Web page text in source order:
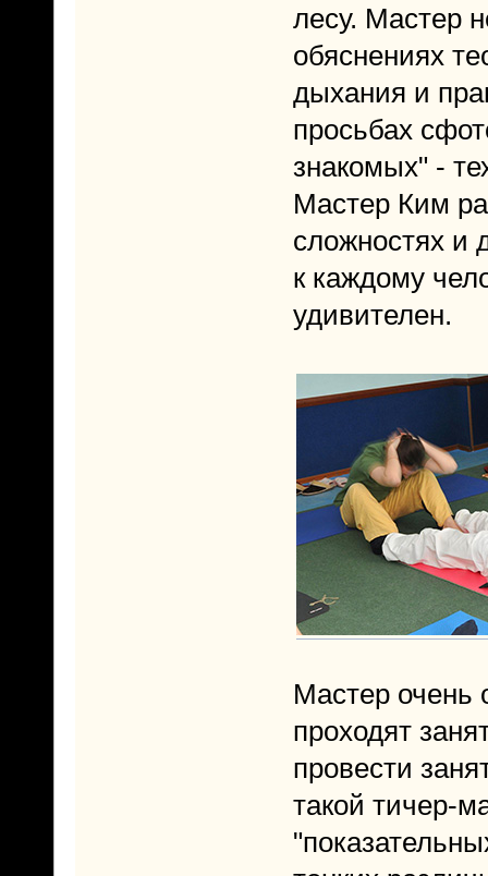
лесу. Мастер
обяснениях
дыхания и
просьбах
знакомых" -
Мастер Ким
сложностях и
к каждому
удивителен.
Мастер очень
проходят
провести
такой тичер-